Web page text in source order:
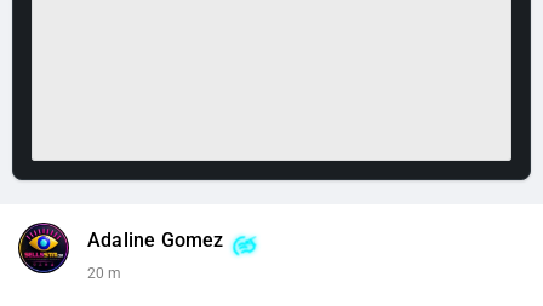
Adaline Gomez
20 m